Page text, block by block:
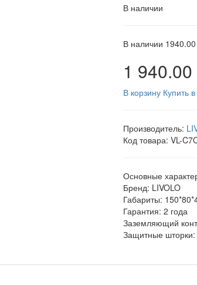
В наличии
В наличии 1940.00
1 940.00
В корзину Купить
Производитель:
Код товара: VL-
Основные
Бренд: LIVOLO
Габариты:
Гарантия: 2 года
Заземляющий
Защитные шторки: